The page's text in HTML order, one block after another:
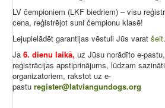
LV čempioniem (LKF biedriem) – visu
cena, reģistrējot suni čempionu klasē!
Lejupielādēt garantijas vēstuli Jūs varat šeit.
Ja 6. dienu laikā, uz Jūsu norādīto e-
reģistrācijas apstiprinājums, lūdzam
organizatoriem, rakstot uz e-
pastu register@latviangundogs.org